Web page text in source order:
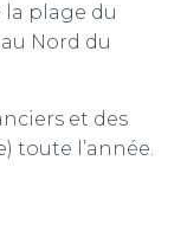
la plage du
Nord du
et des
toute l’année.